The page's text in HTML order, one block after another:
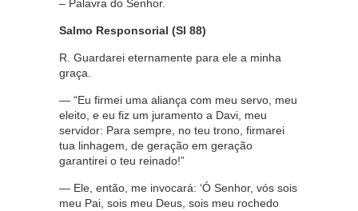
– Palavra do Senhor.
Salmo Responsorial (Sl 88)
R. Guardarei eternamente para ele a minha
graça.
— “Eu firmei uma aliança com meu servo, meu
eleito, e eu fiz um juramento a Davi, meu
servidor: Para sempre, no teu trono, firmarei
tua linhagem, de geração em geração
garantirei o teu reinado!”
— Ele, então, me invocará: ‘Ó Senhor, vós sois
meu Pai, sois meu Deus, sois meu rochedo